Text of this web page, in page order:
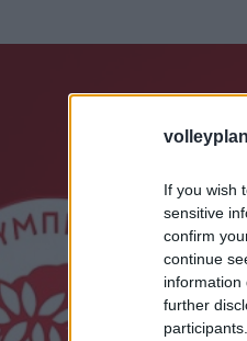
If you wish
sensitive
confirm
continue
information
further